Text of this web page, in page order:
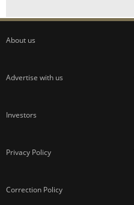
About us
Advertise with us
Investors
Privacy Policy
Correction Policy